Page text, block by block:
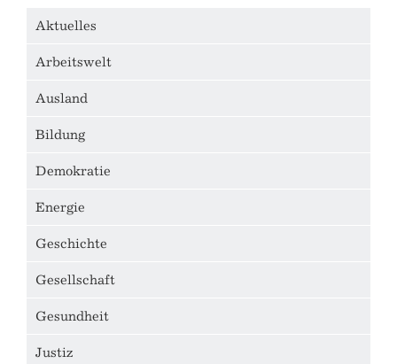
Aktuelles
Arbeitswelt
Ausland
Bildung
Demokratie
Energie
Geschichte
Gesellschaft
Gesundheit
Justiz